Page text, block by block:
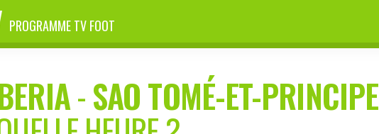
PROGRAMME TV FOOT
-SAO TOMÉ-ET-PRINCIPE